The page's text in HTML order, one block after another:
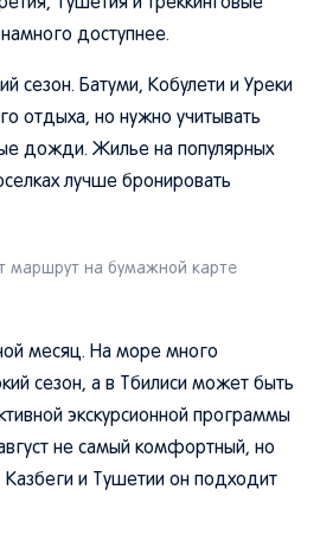
Тушетия и треккинговые
доступнее.
сезон. Батуми, Кобулети и Уреки
отдыха, но нужно учитывать
дожди. Жилье на популярных
лучше бронировать
маршрут на бумажной карте
месяц. На море много
сезон, а в Тбилиси может быть
экскурсионной программы
не самый комфортный, но
Казбеги и Тушетии он подходит